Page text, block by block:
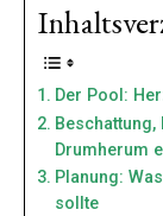
Der Pool:
Drumherum
Planung:
sollte